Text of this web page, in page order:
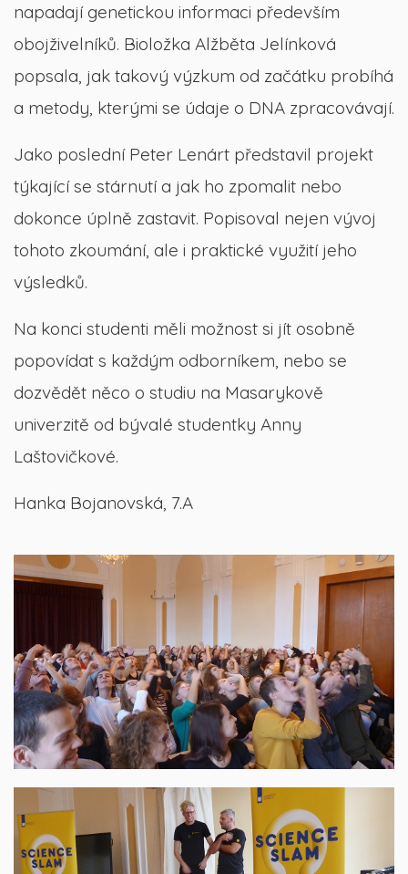
napadají genetickou informaci především
obojživelníků. Bioložka Alžběta Jelínková
popsala, jak takový výzkum od začátku probíhá
a metody, kterými se údaje o DNA zpracovávají.
Jako poslední Peter Lenárt představil projekt
týkající se stárnutí a jak ho zpomalit nebo
dokonce úplně zastavit. Popisoval nejen vývoj
tohoto zkoumání, ale i praktické využití jeho
výsledků.
Na konci studenti měli možnost si jít osobně
popovídat s každým odborníkem, nebo se
dozvědět něco o studiu na Masarykově
univerzitě od bývalé studentky Anny
Laštovičkové.
Hanka Bojanovská, 7.A